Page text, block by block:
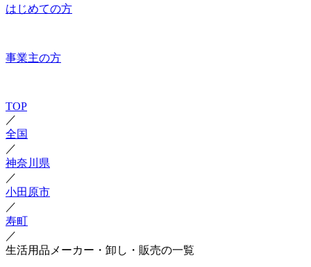
はじめての方
事業主の方
TOP
／
全国
／
神奈川県
／
小田原市
／
寿町
／
生活用品メーカー・卸し・販売の一覧